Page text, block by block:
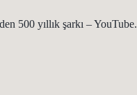
500 yıllık şarkı – YouTube.